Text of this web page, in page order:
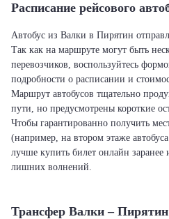
Расписание рейсового
Автобус из Валки в Пирятин
Так как на маршруте могут быть
перевозчиков, воспользуйтесь
подробности о расписании и
Маршрут автобусов тщательно
пути, но предусмотрены короткие
Чтобы гарантированно получить
(например, на втором этаже
лучше купить билет онлайн заранее
лишних волнений.
Трансфер Валки –